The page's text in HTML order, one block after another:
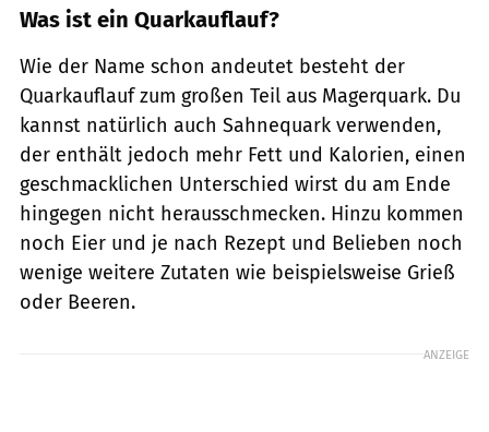
Was ist ein Quarkauflauf?
Wie der Name schon andeutet besteht der
Quarkauflauf zum großen Teil aus Magerquark. Du
kannst natürlich auch Sahnequark verwenden,
der enthält jedoch mehr Fett und Kalorien, einen
geschmacklichen Unterschied wirst du am Ende
hingegen nicht herausschmecken. Hinzu kommen
noch Eier und je nach Rezept und Belieben noch
wenige weitere Zutaten wie beispielsweise Grieß
oder Beeren.
ANZEIGE